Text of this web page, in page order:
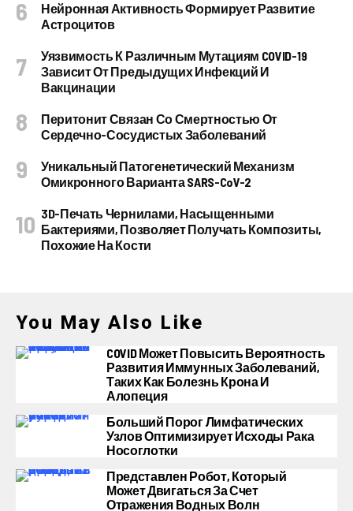
Нейронная Активность Формирует Развитие
Астроцитов
Уязвимость К Различным Мутациям COVID-19
Зависит От Предыдущих Инфекций И
Вакцинации
Перитонит Связан Со Смертностью От
Сердечно-Сосудистых Заболеваний
Уникальный Патогенетический Механизм
Омикронного Варианта SARS-CoV-2
3D-Печать Чернилами, Насыщенными
Бактериями, Позволяет Получать Композиты,
Похожие На Кости
You May Also Like
COVID Может Повысить Вероятность
Развития Иммунных Заболеваний,
Таких Как Болезнь Крона И
Алопеция
Больший Порог Лимфатических
Узлов Оптимизирует Исходы Рака
Носоглотки
Представлен Робот, Который
Может Двигаться За Счет
Отражения Водных Волн